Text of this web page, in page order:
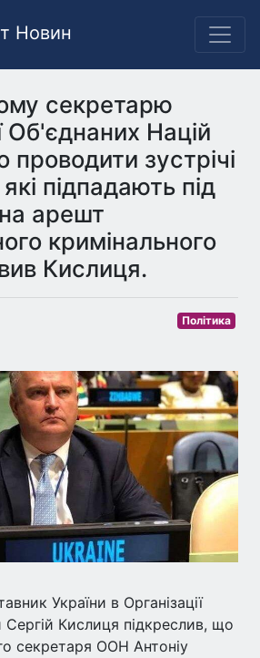
Новин
секретарю
Об'єднаних Націй
проводити зустрічі
підпадають під
арешт
кримінального
Кислиця.
Політика
України в Організації
Кислиця підкреслив, що
секретаря ООН Антоніу